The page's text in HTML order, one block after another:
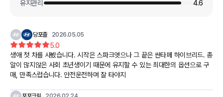
유지관리
4.6
당포졸 2026.05.05
5.0
생애 첫 차를 사봤습니다. 시작은 스파크엿으나 그 끝은 싼타페 하이브리드. 총
알이 많지않은 사회 초년생이기 때문에 유지할 수 있는 최대한의 옵션으로 구
매, 만족스럽습니다. 안전운전하며 잘 타야지